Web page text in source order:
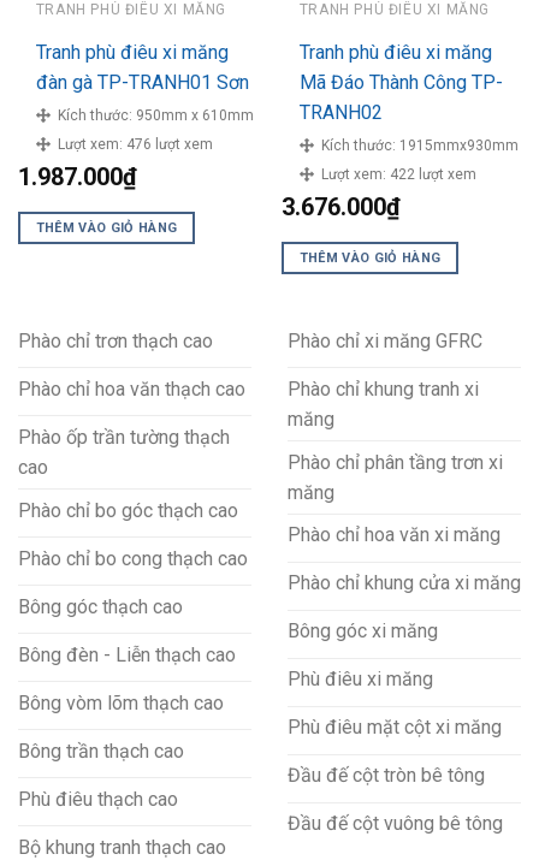
TRANH PHÙ ĐIÊU XI MĂNG
Tranh phù điêu xi măng
đàn gà TP-TRANH01 Sơn
Kích thước: 950mm x 610mm
Lượt xem: 476 lượt xem
1.987.000₫
THÊM VÀO GIỎ HÀNG
TRANH PHÙ ĐIÊU XI MĂNG
Tranh phù điêu xi măng
Mã Đáo Thành Công TP-
TRANH02
Kích thước: 1915mmx930mm
Lượt xem: 422 lượt xem
3.676.000₫
THÊM VÀO GIỎ HÀNG
Phào chỉ trơn thạch cao
Phào chỉ hoa văn thạch cao
Phào ốp trần tường thạch
cao
Phào chỉ bo góc thạch cao
Phào chỉ bo cong thạch cao
Bông góc thạch cao
Bông đèn - Liễn thạch cao
Bông vòm lõm thạch cao
Bông trần thạch cao
Phù điêu thạch cao
Bộ khung tranh thạch cao
Phào chỉ xi măng GFRC
Phào chỉ khung tranh xi
măng
Phào chỉ phân tầng trơn xi
măng
Phào chỉ hoa văn xi măng
Phào chỉ khung cửa xi măng
Bông góc xi măng
Phù điêu xi măng
Phù điêu mặt cột xi măng
Đầu đế cột tròn bê tông
Đầu đế cột vuông bê tông